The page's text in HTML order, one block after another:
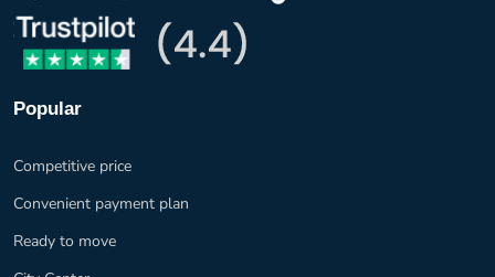
Popular
Competitive price
Convenient payment plan
Ready to move